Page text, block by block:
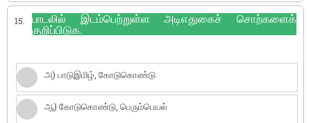
15. பாடலில் இடம்பெற்றுள்ள அடிஎதுகைச் சொற்களைக்
குறிப்பிடுக.
அ) பாடுஇமிழ், கோடுகொண்டு
ஆ) கோடுகொண்டு, பெரும்பெயல்